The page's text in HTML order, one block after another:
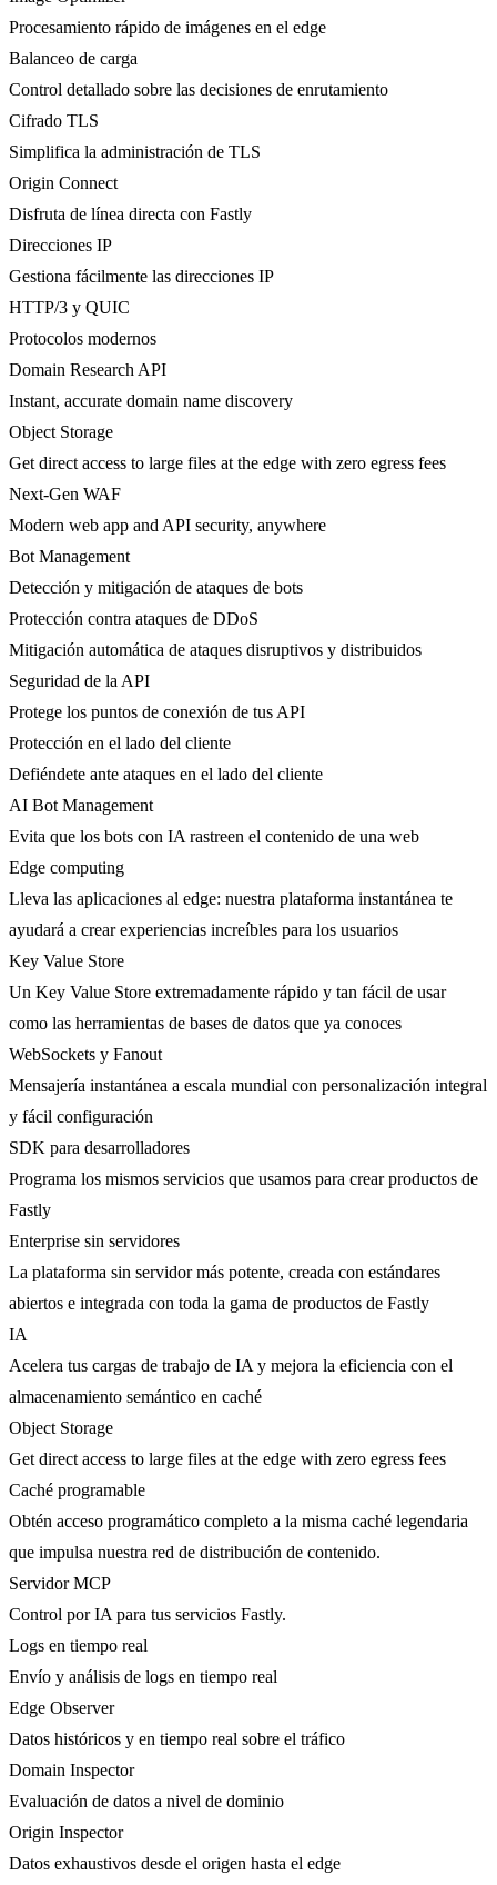
Procesamiento rápido de imágenes en el edge
Balanceo de carga
Control detallado sobre las decisiones de enrutamiento
Cifrado TLS
Simplifica la administración de TLS
Origin Connect
Disfruta de línea directa con Fastly
Direcciones IP
Gestiona fácilmente las direcciones IP
HTTP/3 y QUIC
Protocolos modernos
Domain Research API
Instant, accurate domain name discovery
Object Storage
Get direct access to large files at the edge with zero egress fees
Next-Gen WAF
Modern web app and API security, anywhere
Bot Management
Detección y mitigación de ataques de bots
Protección contra ataques de DDoS
Mitigación automática de ataques disruptivos y distribuidos
Seguridad de la API
Protege los puntos de conexión de tus API
Protección en el lado del cliente
Defiéndete ante ataques en el lado del cliente
AI Bot Management
Evita que los bots con IA rastreen el contenido de una web
Edge computing
Lleva las aplicaciones al edge: nuestra plataforma instantánea te
ayudará a crear experiencias increíbles para los usuarios
Key Value Store
Un Key Value Store extremadamente rápido y tan fácil de usar
como las herramientas de bases de datos que ya conoces
WebSockets y Fanout
Mensajería instantánea a escala mundial con personalización integral
y fácil configuración
SDK para desarrolladores
Programa los mismos servicios que usamos para crear productos de
Fastly
Enterprise sin servidores
La plataforma sin servidor más potente, creada con estándares
abiertos e integrada con toda la gama de productos de Fastly
IA
Acelera tus cargas de trabajo de IA y mejora la eficiencia con el
almacenamiento semántico en caché
Object Storage
Get direct access to large files at the edge with zero egress fees
Caché programable
Obtén acceso programático completo a la misma caché legendaria
que impulsa nuestra red de distribución de contenido.
Servidor MCP
Control por IA para tus servicios Fastly.
Logs en tiempo real
Envío y análisis de logs en tiempo real
Edge Observer
Datos históricos y en tiempo real sobre el tráfico
Domain Inspector
Evaluación de datos a nivel de dominio
Origin Inspector
Datos exhaustivos desde el origen hasta el edge